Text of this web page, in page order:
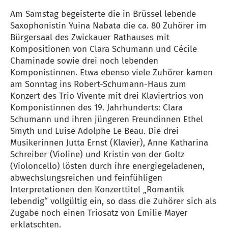
Am Samstag begeisterte die in Brüssel lebende
Saxophonistin Yuina Nabata die ca. 80 Zuhörer im
Bürgersaal des Zwickauer Rathauses mit
Kompositionen von Clara Schumann und Cécile
Chaminade sowie drei noch lebenden
Komponistinnen. Etwa ebenso viele Zuhörer kamen
am Sonntag ins Robert-Schumann-Haus zum
Konzert des Trio Vivente mit drei Klaviertrios von
Komponistinnen des 19. Jahrhunderts: Clara
Schumann und ihren jüngeren Freundinnen Ethel
Smyth und Luise Adolphe Le Beau. Die drei
Musikerinnen Jutta Ernst (Klavier), Anne Katharina
Schreiber (Violine) und Kristin von der Goltz
(Violoncello) lösten durch ihre energiegeladenen,
abwechslungsreichen und feinfühligen
Interpretationen den Konzerttitel „Romantik
lebendig“ vollgültig ein, so dass die Zuhörer sich als
Zugabe noch einen Triosatz von Emilie Mayer
erklatschten.